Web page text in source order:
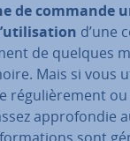
de commande
d’une
de quelques
Mais si vous
ré­gu­liè­re­ment
ap­pro­fon­die